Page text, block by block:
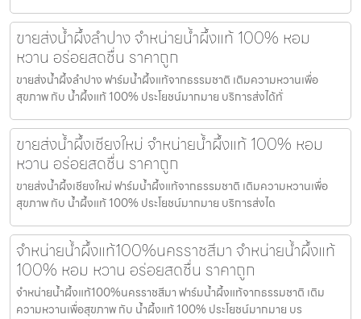
ขายส่งน้ำผึ้งลำปาง จำหน่ายน้ำผึ้งแท้ 100% หอม
หวาน อร่อยสดชื่น ราคาถูก
ขายส่งน้ำผึ้งลำปาง ฟาร์มน้ำผึ้งแท้จากธรรมชาติ เติมความหวานเพื่อ
สุขภาพ กับ น้ำผึ้งแท้ 100% ประโยชน์มากมาย บริการส่งได้ทั่
ขายส่งน้ำผึ้งเชียงใหม่ จำหน่ายน้ำผึ้งแท้ 100% หอม
หวาน อร่อยสดชื่น ราคาถูก
ขายส่งน้ำผึ้งเชียงใหม่ ฟาร์มน้ำผึ้งแท้จากธรรมชาติ เติมความหวานเพื่อ
สุขภาพ กับ น้ำผึ้งแท้ 100% ประโยชน์มากมาย บริการส่งได
จำหน่ายน้ำผึ้งแท้100%นครราชสีมา จำหน่ายน้ำผึ้งแท้
100% หอม หวาน อร่อยสดชื่น ราคาถูก
จำหน่ายน้ำผึ้งแท้100%นครราชสีมา ฟาร์มน้ำผึ้งแท้จากธรรมชาติ เติม
ความหวานเพื่อสุขภาพ กับ น้ำผึ้งแท้ 100% ประโยชน์มากมาย บร